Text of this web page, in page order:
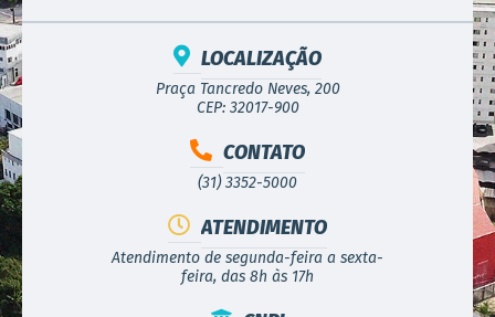
LOCALIZAÇÃO
Praça Tancredo Neves, 200
CEP: 32017-900
CONTATO
(31) 3352-5000
ATENDIMENTO
Atendimento de segunda-feira a sexta-
feira, das 8h às 17h